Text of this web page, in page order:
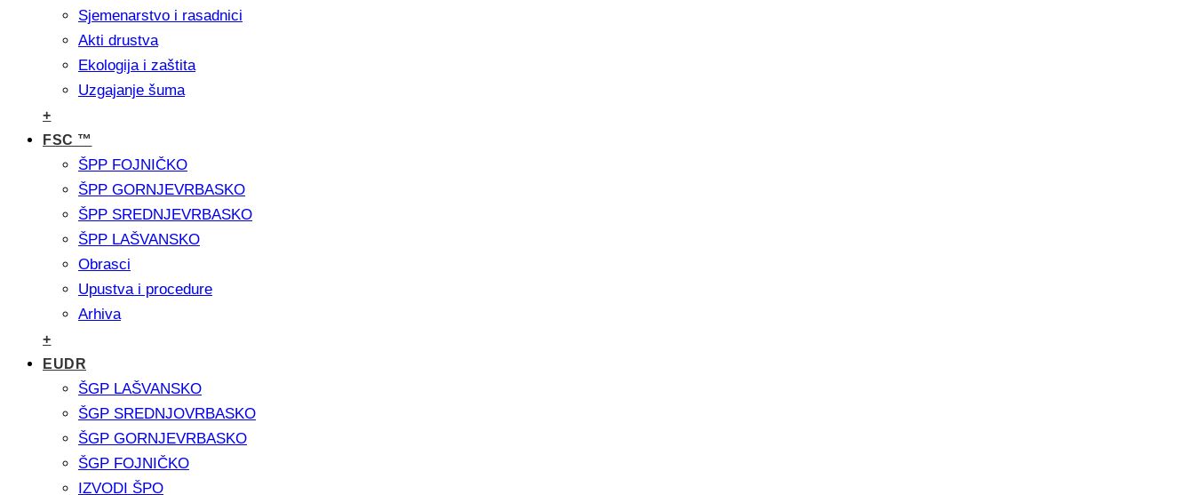
Sjemenarstvo i rasadnici
Akti drustva
Ekologija i zaštita
Uzgajanje šuma
+
FSC ™
ŠPP FOJNIČKO
ŠPP GORNJEVRBASKO
ŠPP SREDNJEVRBASKO
ŠPP LAŠVANSKO
Obrasci
Upustva i procedure
Arhiva
+
EUDR
ŠGP LAŠVANSKO
ŠGP SREDNJOVRBASKO
ŠGP GORNJEVRBASKO
ŠGP FOJNIČKO
IZVODI ŠPO